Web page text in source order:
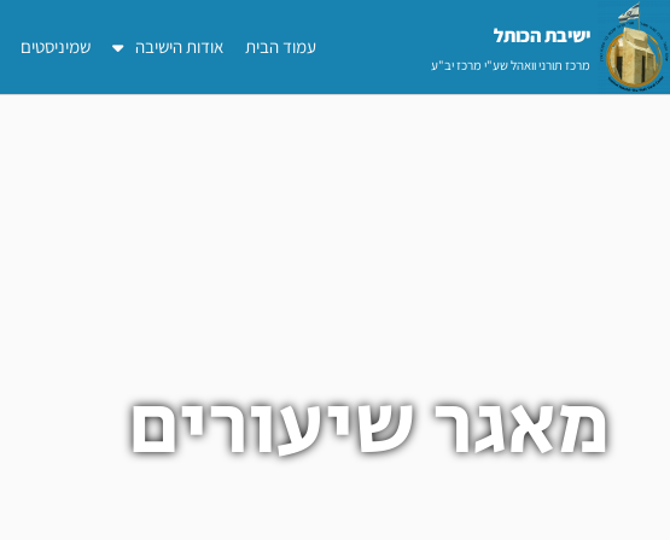
דילוג
לתוכן
ישיבת הכותל​
מרכז תורני וואהל שע"י מרכז יב"ע
עמוד הבית אודות הישיבה שמיניסטים
מאגר שיעורים